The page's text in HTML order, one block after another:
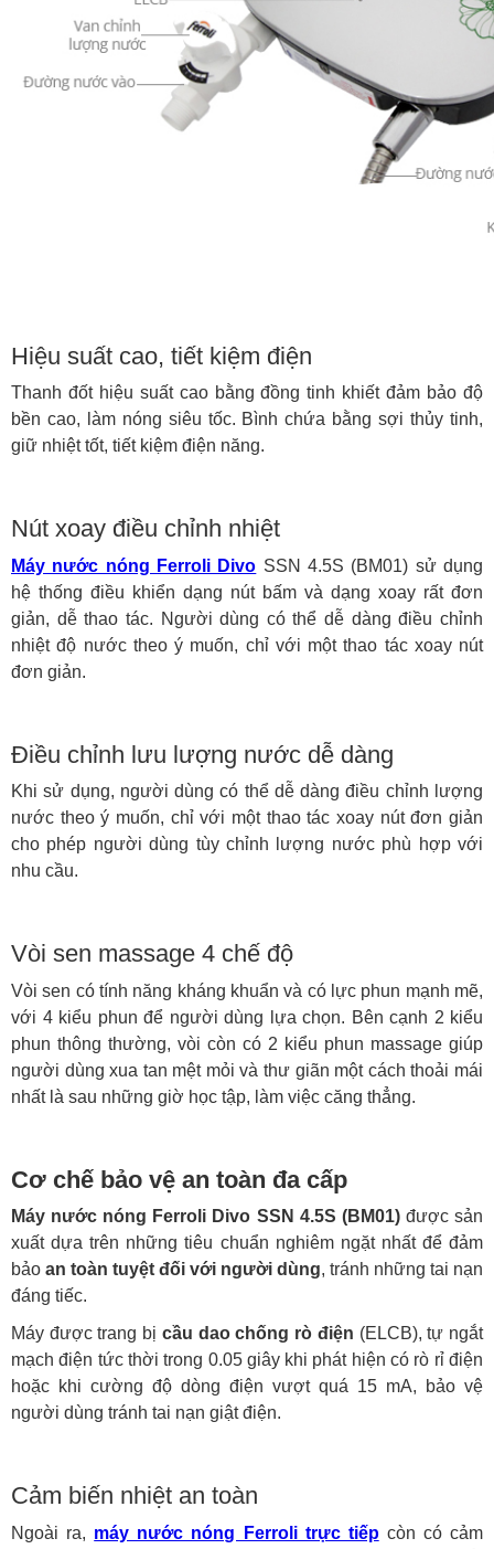
Hiệu suất cao, tiết kiệm điện
Thanh đốt hiệu suất cao bằng đồng tinh khiết đảm bảo độ
bền cao, làm nóng siêu tốc. Bình chứa bằng sợi thủy tinh,
giữ nhiệt tốt, tiết kiệm điện năng.
Nút xoay điều chỉnh nhiệt
Máy nước nóng Ferroli Divo SSN 4.5S (BM01) sử dụng
hệ thống điều khiển dạng nút bấm và dạng xoay rất đơn
giản, dễ thao tác. Người dùng có thể dễ dàng điều chỉnh
nhiệt độ nước theo ý muốn, chỉ với một thao tác xoay nút
đơn giản.
Điều chỉnh lưu lượng nước dễ dàng
Khi sử dụng, người dùng có thể dễ dàng điều chỉnh lượng
nước theo ý muốn, chỉ với một thao tác xoay nút đơn giản
cho phép người dùng tùy chỉnh lượng nước phù hợp với
nhu cầu.
Vòi sen massage 4 chế độ
Vòi sen có tính năng kháng khuẩn và có lực phun mạnh mẽ,
với 4 kiểu phun để người dùng lựa chọn. Bên cạnh 2 kiểu
phun thông thường, vòi còn có 2 kiểu phun massage giúp
người dùng xua tan mệt mỏi và thư giãn một cách thoải mái
nhất là sau những giờ học tập, làm việc căng thẳng.
Cơ chế bảo vệ an toàn đa cấp
Máy nước nóng Ferroli Divo SSN 4.5S (BM01)được sản
xuất dựa trên những tiêu chuẩn nghiêm ngặt nhất để đảm
bảo an toàn tuyệt đối với người dùng, tránh những tai nạn
đáng tiếc.
Máy được trang bị cầu dao chống rò điện (ELCB), tự ngắt
mạch điện tức thời trong 0.05 giây khi phát hiện có rò rỉ điện
hoặc khi cường độ dòng điện vượt quá 15 mA, bảo vệ
người dùng tránh tai nạn giật điện.
Cảm biến nhiệt an toàn
Ngoài ra, máy nước nóng Ferroli trực tiếpcòn có cảm